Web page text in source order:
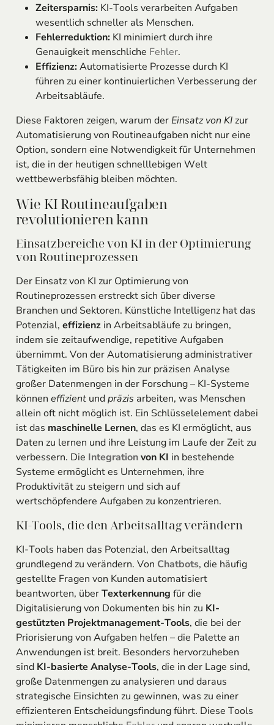
Zeitersparnis:KI-Tools verarbeiten Aufgaben
wesentlich schneller als Menschen.
Fehlerreduktion:KI minimiert durch ihre
Genauigkeit menschliche Fehler.
Effizienz:Automatisierte Prozesse durch KI
führen zu einer kontinuierlichen Verbesserung der
Arbeitsabläufe.
Diese Faktoren zeigen, warum derEinsatz von KIzur
Automatisierung von Routineaufgaben nicht nur eine
Option, sondern eine Notwendigkeit für Unternehmen
ist, die in der heutigen schnelllebigen Welt
wettbewerbsfähig bleiben möchten.
Wie KI Routineaufgaben
revolutionieren kann
Einsatzbereiche von KI in der Optimierung
von Routineprozessen
Der Einsatz von KI zur Optimierung von
Routineprozessen erstreckt sich über diverse
Branchen und Sektoren. Künstliche Intelligenz hat das
Potenzial, effizienzin Arbeitsabläufe zu bringen,
indem sie zeitaufwendige, repetitive Aufgaben
übernimmt. Von der Automatisierung administrativer
Tätigkeiten im Büro bis hin zur präzisen Analyse
großer Datenmengen in der Forschung – KI-Systeme
können effizientundpräzis arbeiten, was Menschen
allein oft nicht möglich ist. Ein Schlüsselelement dabei
ist das maschinelle Lernen, das es KI ermöglicht, aus
Daten zu lernen und ihre Leistung im Laufe der Zeit zu
verbessern. Die Integrationvon KI in bestehende
Systeme ermöglicht es Unternehmen, ihre
Produktivität zu steigern und sich auf
wertschöpfendere Aufgaben zu konzentrieren.
KI-Tools, die den Arbeitsalltag verändern
KI-Tools haben das Potenzial, den Arbeitsalltag
grundlegend zu verändern. Von Chatbots, die häufig
gestellte Fragen von Kunden automatisiert
beantworten, überTexterkennung für die
Digitalisierung von Dokumenten bis hin zu KI-
gestützten Projektmanagement-Tools, die bei der
Priorisierung von Aufgaben helfen – die Palette an
Anwendungen ist breit. Besonders hervorzuheben
sind KI-basierte Analyse-Tools, die in der Lage sind,
große Datenmengen zu analysieren und daraus
strategische Einsichten zu gewinnen, was zu einer
effizienteren Entscheidungsfindung führt. Diese Tools